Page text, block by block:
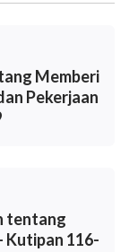
Memberi
Pekerjaan
tentang
Kutipan 116-